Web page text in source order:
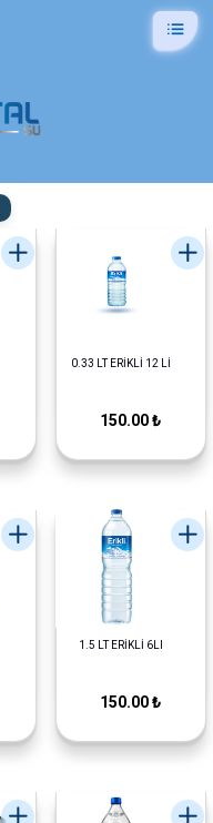
0.33 LT ERİKLİ 12 Lİ
150.00 ₺
1.5 LT ERİKLİ 6LI
150.00 ₺